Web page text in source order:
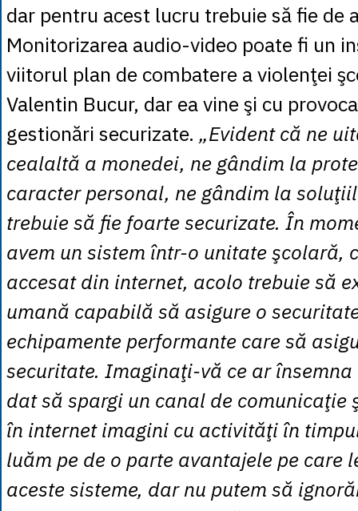
dar pentru acest lucru trebuie să fie de
Monitorizarea audio-video poate fi un
viitorul plan de combatere a violenţei
Valentin Bucur, dar ea vine şi cu
gestionări securizate. „Evident că ne
cealaltă a monedei, ne gândim la
caracter personal, ne gândim la
trebuie să fie foarte securizate. În
avem un sistem într-o unitate şcolară,
accesat din internet, acolo trebuie să
umană capabilă să asigure o
echipamente performante care să
securitate. Imaginaţi-vă ce ar
dat să spargi un canal de comunicaţie
în internet imagini cu activităţi în
luăm pe de o parte avantajele pe care
aceste sisteme, dar nu putem să